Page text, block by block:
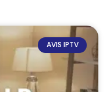
AVIS IPTV